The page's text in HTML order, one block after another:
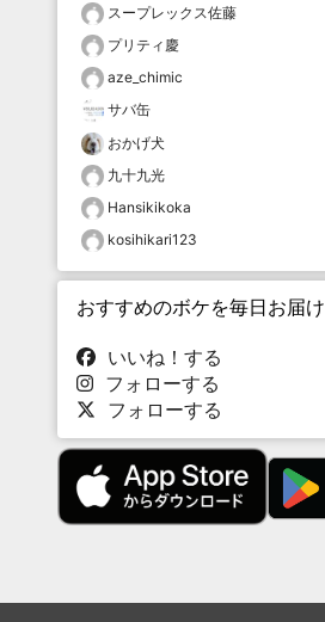
スープレックス佐藤
プリティ慶
aze_chimic
サバ缶
おかげ犬
九十九光
Hansikikoka
kosihikari123
おすすめのボケを毎日お届け
いいね！する
フォローする
フォローする